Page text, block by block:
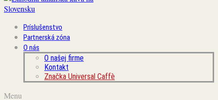
Príslušenstvo
Partnerská zóna
O nás
O našej firme
Kontakt
Značka Universal Caffè
Menu